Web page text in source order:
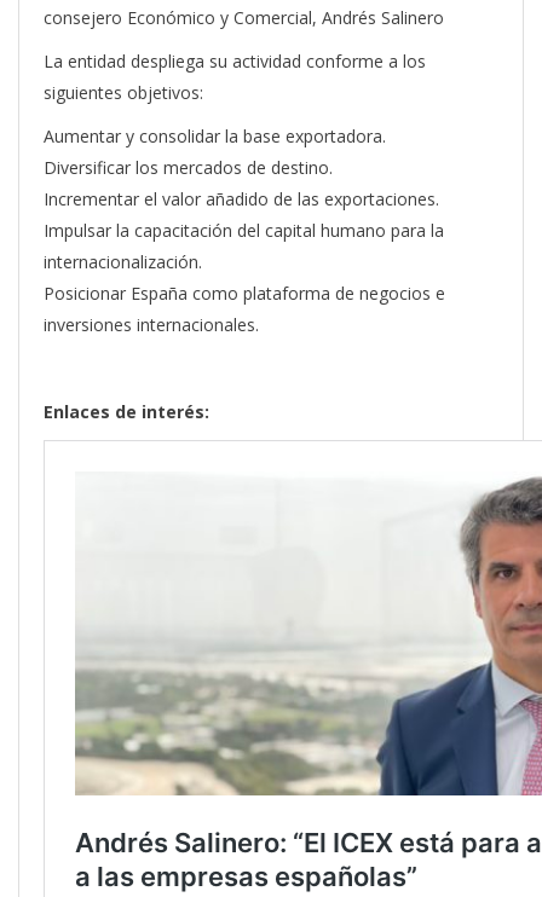
consejero Económico y Comercial, Andrés Salinero
La entidad despliega su actividad conforme a los
siguientes objetivos:
Aumentar y consolidar la base exportadora.
Diversificar los mercados de destino.
Incrementar el valor añadido de las exportaciones.
Impulsar la capacitación del capital humano para la
internacionalización.
Posicionar España como plataforma de negocios e
inversiones internacionales.
Enlaces de interés: